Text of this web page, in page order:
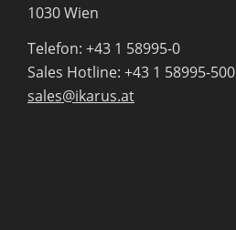
1030 Wien
Telefon: +43 1 58995-0
Sales Hotline: +43 1 58995-500
sales@ikarus.at